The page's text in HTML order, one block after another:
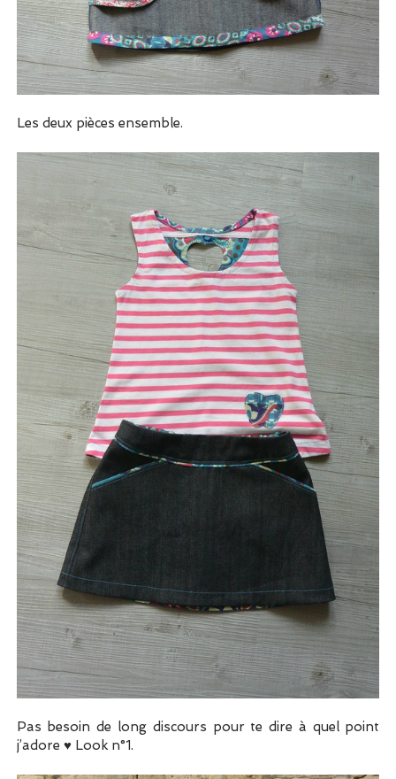
Les deux pièces ensemble.
Pas besoin de long discours pour te dire à quel point
j’adore ♥ Look n°1.